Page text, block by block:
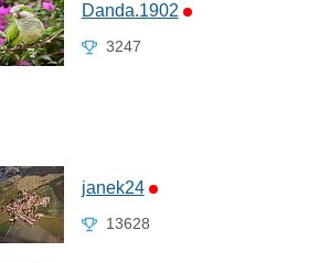
Danda.1902
3247
janek24
13628